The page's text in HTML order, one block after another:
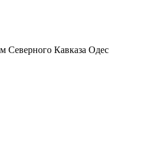
Северного Кавказа Одес